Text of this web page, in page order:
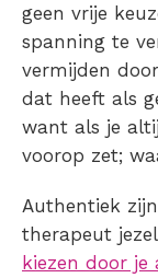
geen vrije
spanning te
vermijden
dat heeft als
want als je
voorop zet;
Authentiek
therapeut
kiezen door je